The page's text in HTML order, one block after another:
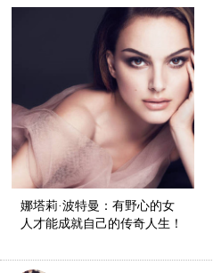
娜塔莉·波特曼：有野心的女
人才能成就自己的传奇人生！